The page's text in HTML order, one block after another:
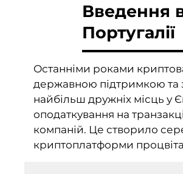
Введення
Португалії
Останніми роками
державною підтримкою та
найбільш дружніх місць у
оподаткування на
компаній. Це створило
криптоплатформи